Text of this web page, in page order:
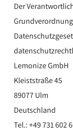
Der
Lemonize GmbH
Kleiststraße 45
89077 Ulm
Deutschland
Tel.: +49 731 602